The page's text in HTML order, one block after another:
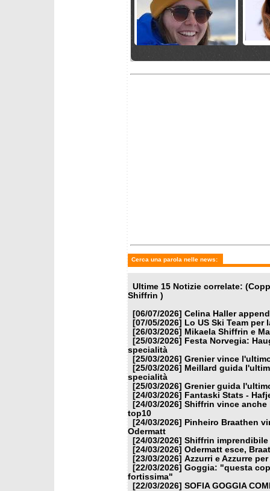
vince l'ultimo slalom,
Cerca una parola nelle news:
Ultime 15 Notizie correlate:
Shiffrin )
[06/07/2026] Celina Haller
[07/05/2026]
Lo US Ski Team per
[26/03/2026] Mikaela Shiffrin e
[25/03/2026]
Festa Norvegia:
specialità
[25/03/2026] Grenier vince
[25/03/2026] Meillard guida
specialità
[25/03/2026] Grenier guida
[24/03/2026]
Fantaski Stats -
[24/03/2026] Shiffrin vince anche
top10
[24/03/2026]
Pinheiro Braathen
Odermatt
[24/03/2026] Shiffrin imprendibile
[24/03/2026] Odermatt esce,
[23/03/2026] Azzurri e Azzurre
[22/03/2026] Goggia: "questa
fortissima"
[22/03/2026] SOFIA GOGGIA